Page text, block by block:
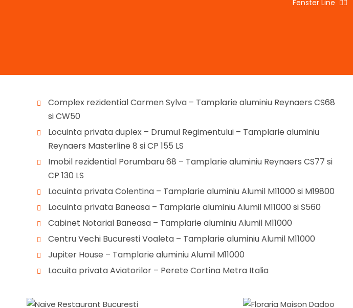
Fenster Line
Complex rezidential Carmen Sylva – Tamplarie aluminiu Reynaers CS68
si CW50
Locuinta privata duplex – Drumul Regimentului – Tamplarie aluminiu
Reynaers Masterline 8 si CP 155 LS
Imobil rezidential Porumbaru 68 – Tamplarie aluminiu Reynaers CS77 si
CP 130 LS
Locuinta privata Colentina – Tamplarie aluminiu Alumil M11000 si M19800
Locuinta privata Baneasa – Tamplarie aluminiu Alumil M11000 si S560
Cabinet Notarial Baneasa – Tamplarie aluminiu Alumil M11000
Centru Vechi Bucuresti Voaleta – Tamplarie aluminiu Alumil M11000
Jupiter House – Tamplarie aluminiu Alumil M11000
Locuita privata Aviatorilor – Perete Cortina Metra Italia